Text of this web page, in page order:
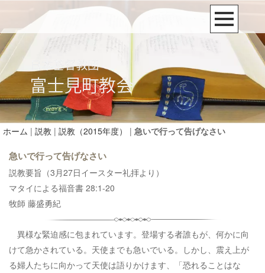
ホーム | 説教 | 説教（2015年度） | 急いで行って告げなさい
急いで行って告げなさい
説教要旨（3月27日イースター礼拝より）
マタイによる福音書 28:1-20
牧師 藤盛勇紀
異様な緊迫感に包まれています。登場する者誰もが、何かに向
けて急かされている。天使までも急いでいる。しかし、震え上が
る婦人たちに向かって天使は語りかけます、「恐れることはな